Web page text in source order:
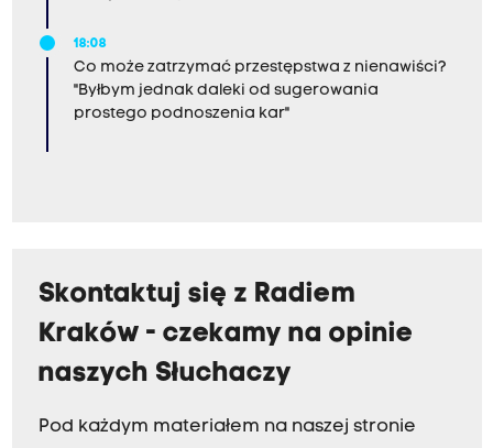
18:08
Co może zatrzymać przestępstwa z nienawiści?
"Byłbym jednak daleki od sugerowania
prostego podnoszenia kar"
Skontaktuj się z Radiem
Kraków - czekamy na opinie
naszych Słuchaczy
Pod każdym materiałem na naszej stronie